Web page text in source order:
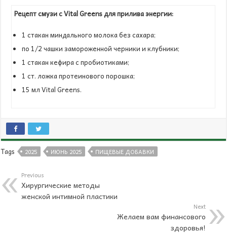
Рецепт смузиcVitalGreensдля прилива энергии:
1 стакан миндального молока без сахара;
по 1/2 чашки замороженной черники и клубники;
1 стакан кефира с пробиотиками;
1 ст. ложка протеинового порошка;
15 мл Vital Greens.
Tags 2025 ИЮНЬ 2025 ПИЩЕВЫЕ ДОБАВКИ
Previous
Хирургические методы
женской интимной пластики
Next
Желаем вам финансового
здоровья!